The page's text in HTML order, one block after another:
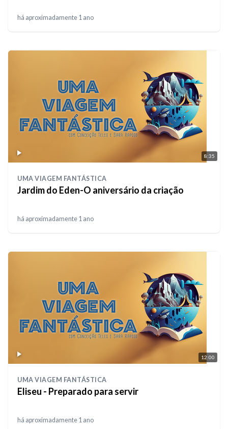
há aproximadamente 1 ano
8:35
UMA VIAGEM FANTÁSTICA
Jardim do Eden-O aniversário da criação
há aproximadamente 1 ano
12:00
UMA VIAGEM FANTÁSTICA
Eliseu - Preparado para servir
há aproximadamente 1 ano